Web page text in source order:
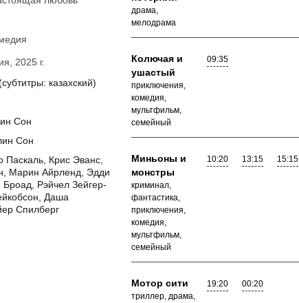
Подробнее
2025 г.
казахский)
Сон
Сон
Паскаль, Крис Эванс,
Марин Айрленд, Эдди
Броад, Рэйчел Зейгер-
Даша
Спилберг
драма,
мелодрама
Колючая и
ушастый
приключения,
комедия,
мультфильм,
семейный
09:35
Миньоны и
монстры
криминал,
фантастика,
приключения,
комедия,
мультфильм,
семейный
10:20 13:15 15:15
Мотор сити
триллер, драма,
19:20 00:20